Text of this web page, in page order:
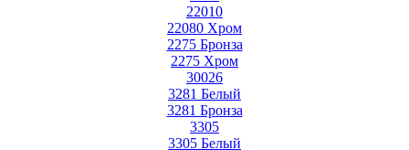
22010
22080 Хром
2275 Бронза
2275 Хром
30026
3281 Белый
3281 Бронза
3305
3305 Белый